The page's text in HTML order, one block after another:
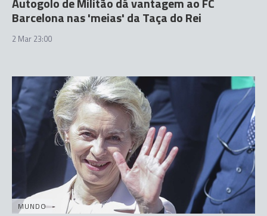
Barcelona nas 'meias' da Taça do Rei
2 Mar 23:00
MUNDO